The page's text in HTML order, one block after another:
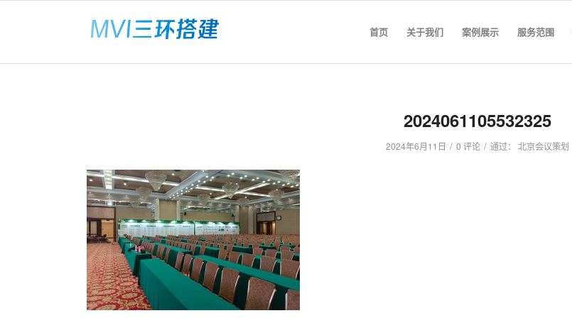
首页 关于我们 案例展示 服务范围
2024061105532325
2024年6月11日 / 0 评论 / 通过： 北京会议策划